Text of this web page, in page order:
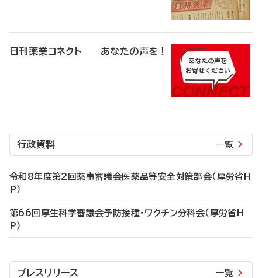
日刊薬業コネクト あなたの声を！
行政資料 一覧
令和8年度第2回薬事審議会医薬品等安全対策部会（厚労省H
P）
第66回厚生科学審議会予防接種・ワクチン分科会（厚労省H
P）
プレスリリース 一覧